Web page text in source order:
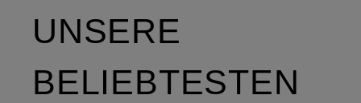
UNSERE
BELIEBTESTEN